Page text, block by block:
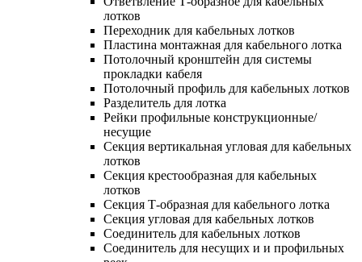
лотков
Переходник для кабельных лотков
Пластина монтажная для кабельного лотка
Потолочный кронштейн для системы
прокладки кабеля
Потолочный профиль для кабельных лотков
Разделитель для лотка
Рейки профильные конструкционные/
несущие
Секция вертикальная угловая для кабельных
лотков
Секция крестообразная для кабельных
лотков
Секция Т-образная для кабельного лотка
Секция угловая для кабельных лотков
Соединитель для кабельных лотков
Соединитель для несущих и и профильных